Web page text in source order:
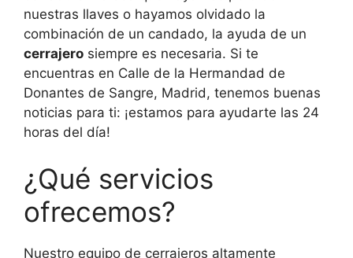
nuestras llaves o hayamos olvidado la
combinación de un candado, la ayuda de un
cerrajero siempre es necesaria. Si te
encuentras en Calle de la Hermandad de
Donantes de Sangre, Madrid, tenemos buenas
noticias para ti: ¡estamos para ayudarte las 24
horas del día!
¿Qué servicios
ofrecemos?
Nuestro equipo de cerrajeros altamente